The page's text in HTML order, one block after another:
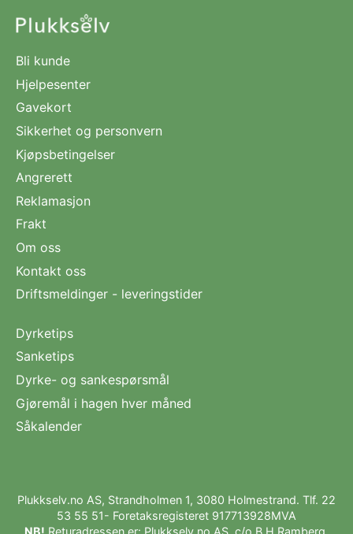
Bli kunde
Hjelpesenter
Gavekort
Sikkerhet og personvern
Kjøpsbetingelser
Angrerett
Reklamasjon
Frakt
Om oss
Kontakt oss
Driftsmeldinger - leveringstider
Dyrketips
Sanketips
Dyrke- og sankespørsmål
Gjøremål i hagen hver måned
Såkalender
Plukkselv.no AS, Strandholmen 1, 3080 Holmestrand. Tlf. 22
53 55 51- Foretaksregisteret 917713928MVA
NB! Returadressen er: Plukkselv.no AS, c/o B.H.Ramberg,